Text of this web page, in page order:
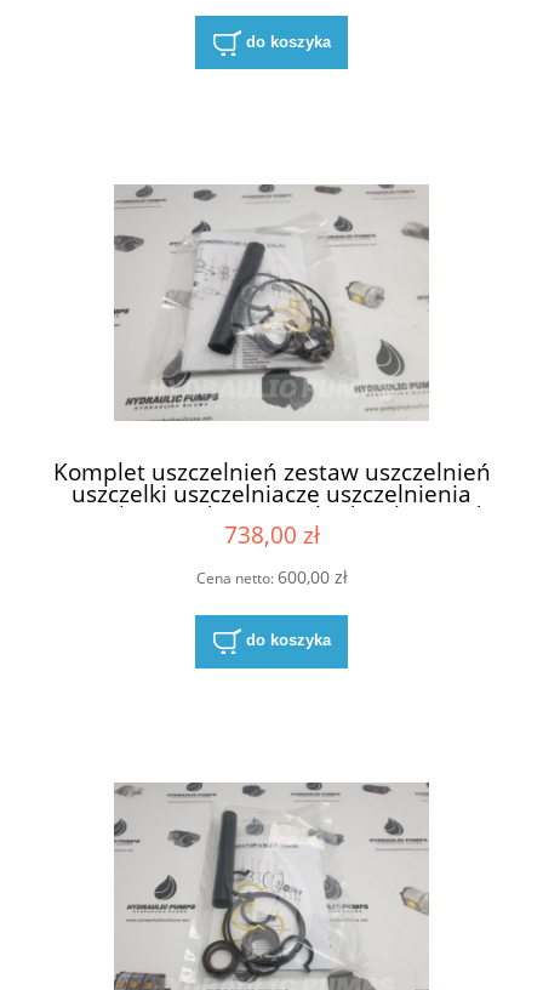
do koszyka
Komplet uszczelnień zestaw uszczelnień
uszczelki uszczelniacze uszczelnienia
uszczelnienie do pompy hydraulicznej do
pomp hydraulicznych Parker Ultra 4814
738,00 zł
Cena netto:600,00 zł
do koszyka